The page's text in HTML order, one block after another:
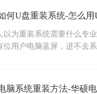
何U盘重装系统-怎么
以为重装系统需要什么专
位用户电脑蓝屏，进不去
脑系统重装方法-华硕